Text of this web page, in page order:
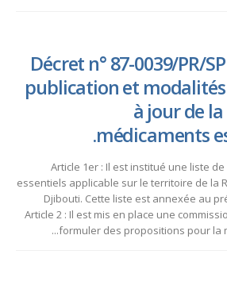
Décret n° 87-0039/PR/
publication et
à jour de
médicaments
Article 1er : Il est institué une liste
essentiels applicable sur le territoire de la
Djibouti. Cette liste est annexée au
Article 2 : Il est mis en place une
formuler des propositions pour la